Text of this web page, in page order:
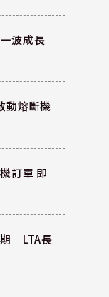
波成長
動熔斷機
訂單 即
期 LTA長